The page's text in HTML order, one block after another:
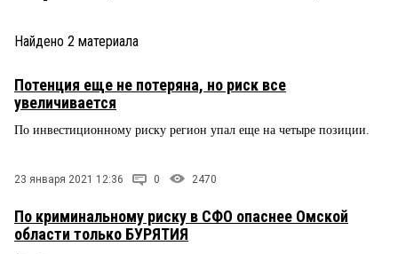
НОВОСТИ КОМПАНИЙ
Найдено 2 материала
Потенция еще не потеряна, но риск все
увеличивается
По инвестиционному риску регион упал еще на четыре позиции.
23 января 2021 12:36 0 2470
По криминальному риску в СФО опаснее Омской
области только БУРЯТИЯ